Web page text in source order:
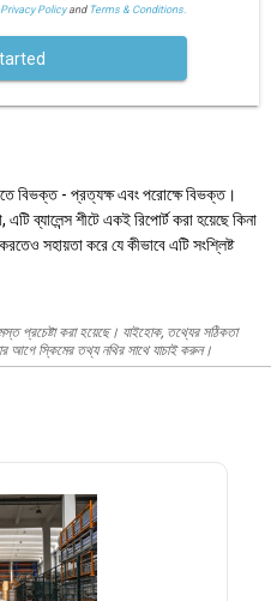
Privacy Policyand Terms & Conditions.
বিভক্ত - প্রত্যক্ষ এবং পরোক্ষে বিভক্ত।
ব্যালেন্স শীটে একই রিপোর্ট করা হয়েছে কিনা
সহায়তা করে যে কীভাবে এটি সংশ্লিষ্ট
প্রচেষ্টা করা হয়েছে। যাইহোক, তথ্যের সঠিকতা
আগে স্কিমের তথ্য নথির সাথে যাচাই করুন।